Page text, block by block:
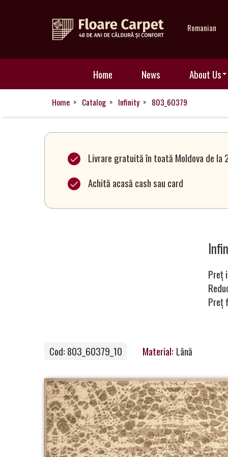
Romanian
Home News About Us
Home
Become
Partner
Home Catalog Infinity 803_60379
Livrare gratuită în toată Moldova de la
Achită acasă cash sau card
Preț
Preț
Cod: 803_60379_10 Material: Lână